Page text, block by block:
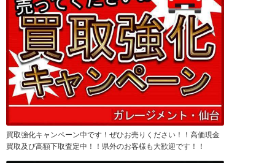
買取強化キャンペーン中です！ぜひお売りください！！高価現金
買取及び高額下取査定中！！県外のお客様も大歓迎です！！